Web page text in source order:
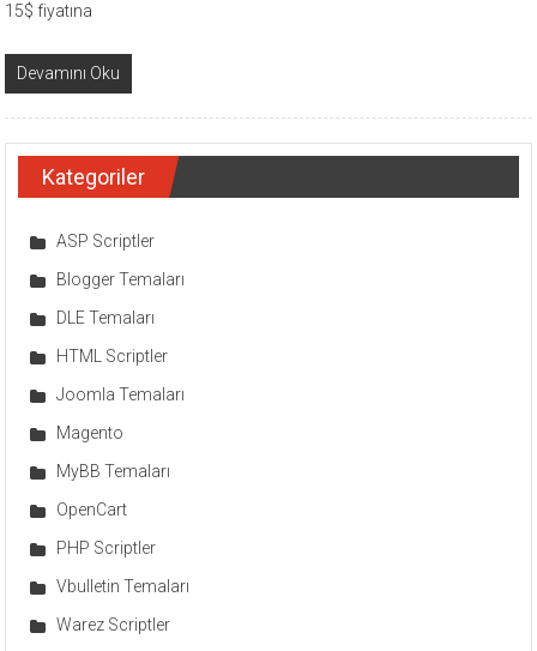
15$ fiyatına
Devamını Oku
Kategoriler
ASP Scriptler
Blogger Temaları
DLE Temaları
HTML Scriptler
Joomla Temaları
Magento
MyBB Temaları
OpenCart
PHP Scriptler
Vbulletin Temaları
Warez Scriptler